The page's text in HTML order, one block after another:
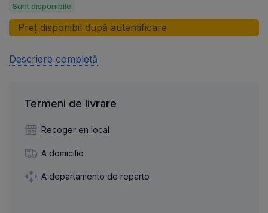
Sunt disponibile
Preț disponibil după autentificare
Descriere completă
Termeni de livrare
Recoger en local
A domicilio
A departamento de reparto